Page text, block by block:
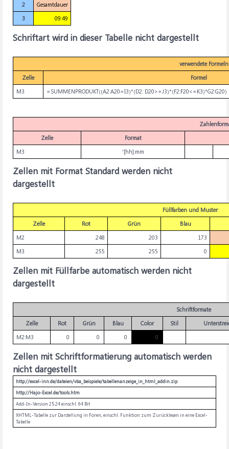
2
Gesamtdauer
3
09:49
Schriftart wird in dieser Tabelle nicht dargestellt
verwendete Formeln
Zelle
Formel
M3
=SUMMENPRODUKT((A2:A20=I3)*(D2: D20>=J3)*(F2:F20<=K3)*G2:G20)
Zelle
Format
M3
'[hh]:mm
Zellen mit Format Standard werden nicht
dargestellt
Füllfarben und Muster
Zelle
Rot Grün
Blau
M2
248 203
173
M3
255 255 0
Zellen mit Füllfarbe automatisch werden nicht
dargestellt
Schriftformate
Zelle
Rot Grün Blau Color Stil
M2:M3
0 0 0 0
Zellen mit Schriftformatierung automatisch werden
nicht dargestellt
http://excel-inn.de/dateien/vba_beispiele/tabellenanzeige_in_html_addin.zip
http://Hajo-Excel.de/tools.htm
Add-In-Version 25.24 einschl. 64 Bit
XHTML-Tabelle zur Darstellung in Foren, einschl. Funktion zum Zurücklesen in eine Excel-
Tabelle